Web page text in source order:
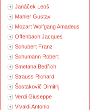
Janáček Leoš
Mahler Gustav
Mozart Wolfgang Amadeus
Offenbach Jacques
Schubert Franz
Schumann Robert
Smetana Bedřich
Strauss Richard
Šostakovič Dimitrij
Verdi Giuseppe
Vivaldi Antonio